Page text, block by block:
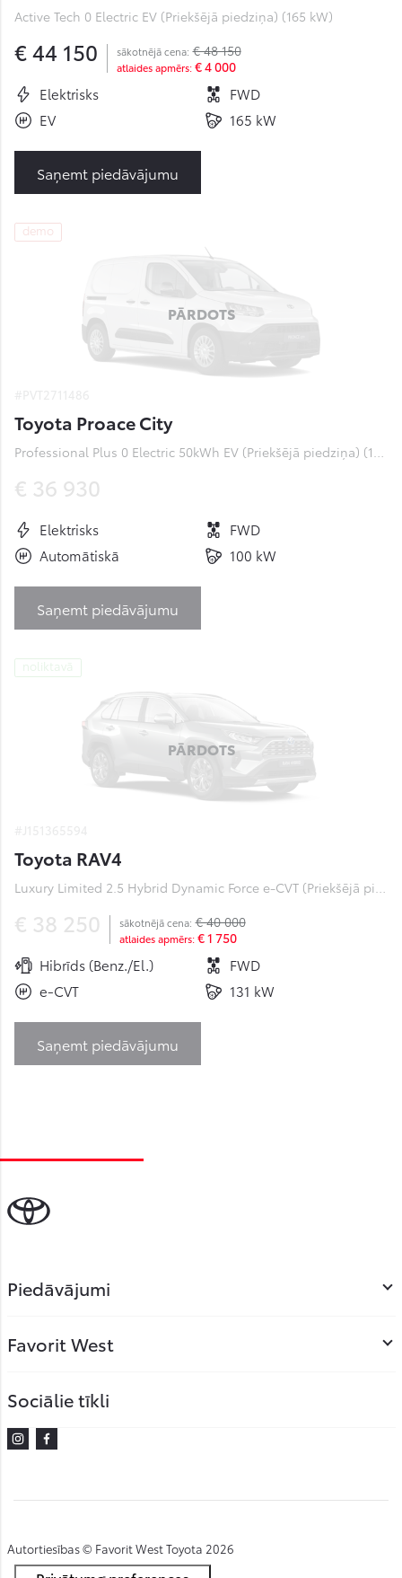
Active Tech 0 Electric EV (Priekšējā piedziņa) (165 kW)
€ 44 150 sākotnējā cena: € 48 150
atlaides apmērs: € 4 000
Elektrisks
FWD
EV
165 kW
Saņemt piedāvājumu
demo
PĀRDOTS
Toyota Proace City
Professional Plus 0 Electric 50kWh EV (Priekšējā piedziņa) (100 kW)
€ 36 930
Elektrisks
FWD
Automātiskā
100 kW
Saņemt piedāvājumu
noliktavā
PĀRDOTS
Toyota RAV4
Luxury Limited 2.5 Hybrid Dynamic Force e-CVT (Priekšējā piedziņa) (131 kW)
€ 38 250 sākotnējā cena: € 40 000
atlaides apmērs: € 1 750
Hibrīds (Benz./El.)
FWD
e-CVT
131 kW
Saņemt piedāvājumu
Piedāvājumi
Favorit West
Sociālie tīkli
Instagram
Facebook
Autortiesības © Favorit West Toyota 2026